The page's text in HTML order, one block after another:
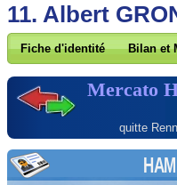
11. Albert
Fiche d'identité Bilan et
Mercato
quitte